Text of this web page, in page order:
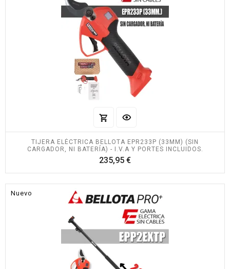
TIJERA ELÉCTRICA BELLOTA EPR233P (33MM) (SIN
CARGADOR, NI BATERÍA) - I.V.A Y PORTES INCLUIDOS.
235,95 €Precio
Nuevo